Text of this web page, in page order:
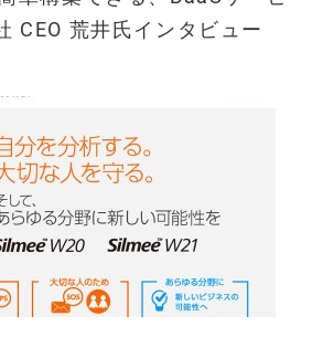
CEO 荒井氏インタビュー